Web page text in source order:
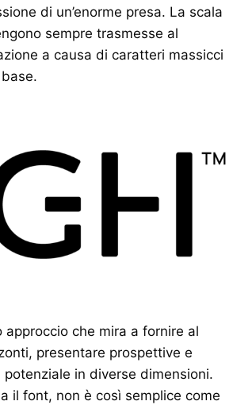
di un’enorme presa. La scala
sempre trasmesse al
a causa di caratteri massicci
approccio che mira a fornire al
presentare prospettive e
in diverse dimensioni.
il font, non è così semplice come